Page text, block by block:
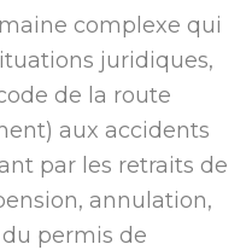
complexe qui
juridiques,
de la route
aux accidents
par les retraits de
annulation,
permis de